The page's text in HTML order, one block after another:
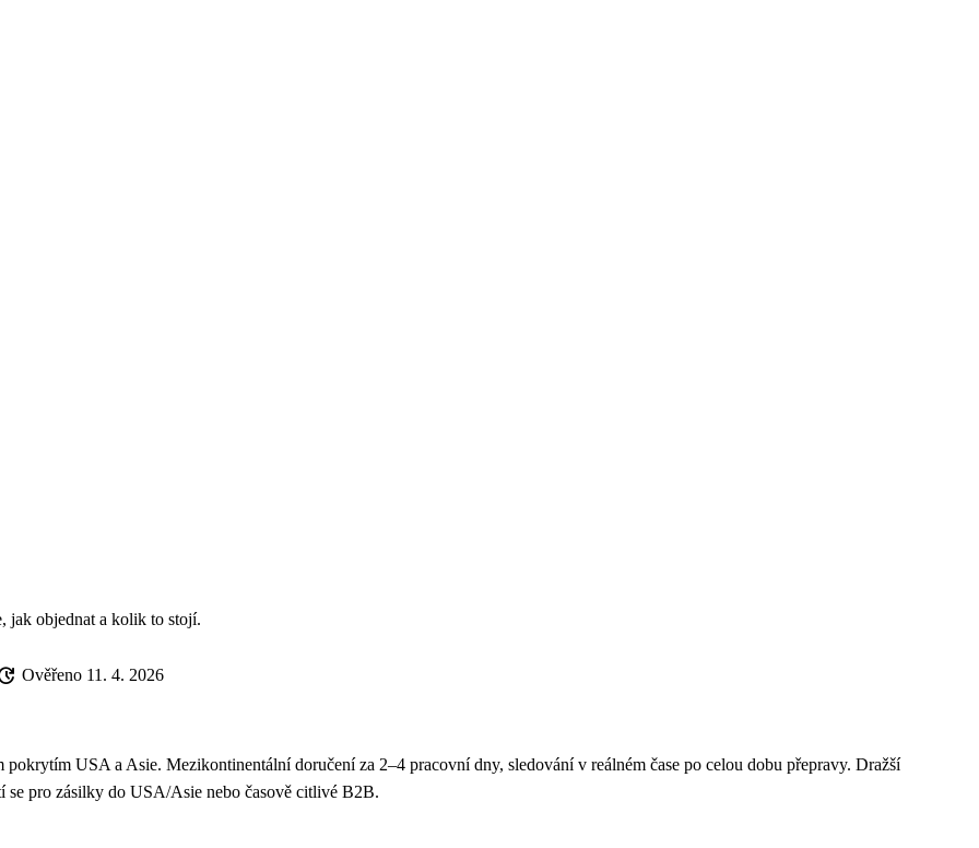
jak objednat a kolik to stojí.
Ověřeno 11. 4. 2026
USA a Asie. Mezikontinentální doručení za 2–4 pracovní dny, sledování v reálném čase po celou dobu přepravy. Dražší
pro zásilky do USA/Asie nebo časově citlivé B2B.